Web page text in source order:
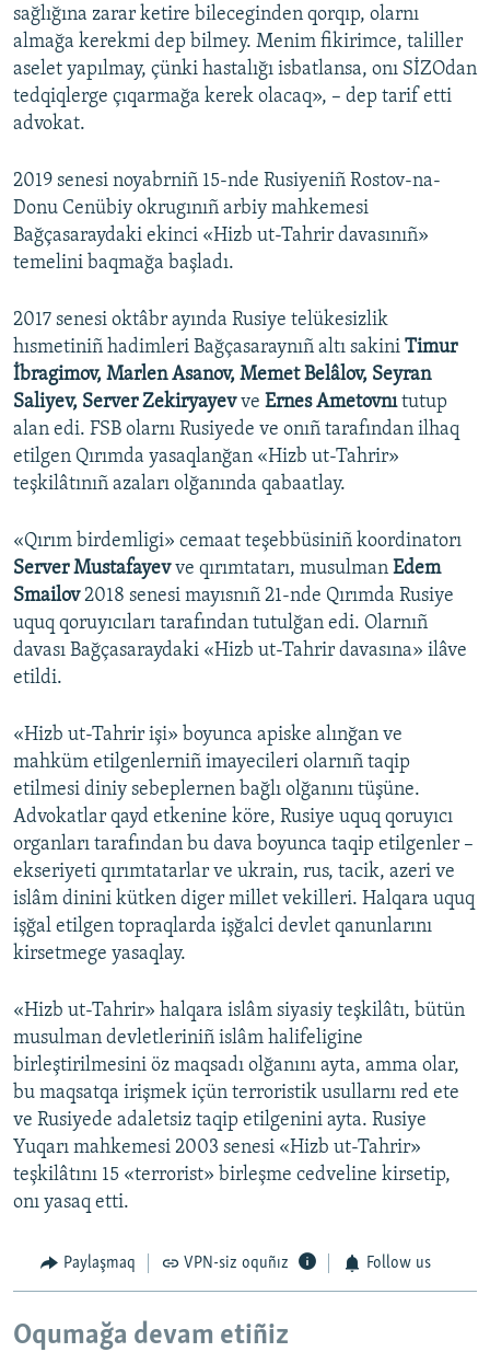
sağlığına zarar ketire bileceginden qorqıp, olarnı
almağa kerekmi dep bilmey. Menim fikirimce, taliller
aselet yapılmay, çünki hastalığı isbatlansa, onı SİZOdan
tedqiqlerge çıqarmağa kerek olacaq», – dep tarif etti
advokat.
2019 senesi noyabrniñ 15-nde Rusiyeniñ Rostov-na-
Donu Cenübiy okrugınıñ arbiy mahkemesi
Bağçasaraydaki ekinci «Hizb ut-Tahrir davasınıñ»
temelini baqmağa başladı.
2017 senesi oktâbr ayında Rusiye telükesizlik
hısmetiniñ hadimleri Bağçasaraynıñ altı sakini Timur
İbragimov, Marlen Asanov, Memet Belâlov, Seyran
Saliyev, Server Zekiryayevve Ernes Ametovnıtutup
alan edi. FSB olarnı Rusiyede ve onıñ tarafından ilhaq
etilgen Qırımda yasaqlanğan «Hizb ut-Tahrir»
teşkilâtınıñ azaları olğanında qabaatlay.
«Qırım birdemligi» cemaat teşebbüsiniñ koordinatorı
Server Mustafayevve qırımtatarı, musulman Edem
Smailov2018 senesi mayısnıñ 21-nde Qırımda Rusiye
uquq qoruyıcıları tarafından tutulğan edi. Olarnıñ
davası Bağçasaraydaki «Hizb ut-Tahrir davasına» ilâve
etildi.
«Hizb ut-Tahrir işi» boyunca apiske alınğan ve
mahküm etilgenlerniñ imayecileri olarnıñ taqip
etilmesi diniy sebeplernen bağlı olğanını tüşüne.
Advokatlar qayd etkenine köre, Rusiye uquq qoruyıcı
organları tarafından bu dava boyunca taqip etilgenler –
ekseriyeti qırımtatarlar ve ukrain, rus, tacik, azeri ve
islâm dinini kütken diger millet vekilleri. Halqara uquq
işğal etilgen topraqlarda işğalci devlet qanunlarını
kirsetmege yasaqlay.
«Hizb ut-Tahrir» halqara islâm siyasiy teşkilâtı, bütün
musulman devletleriniñ islâm halifeligine
birleştirilmesini öz maqsadı olğanını ayta, amma olar,
bu maqsatqa irişmek içün terroristik usullarnı red ete
ve Rusiyede adaletsiz taqip etilgenini ayta. Rusiye
Yuqarı mahkemesi 2003 senesi «Hizb ut-Tahrir»
teşkilâtını 15 «terrorist» birleşme cedveline kirsetip,
onı yasaq etti.
Paylaşmaq VPN-siz oquñız Follow us
Oqumağa devam etiñiz